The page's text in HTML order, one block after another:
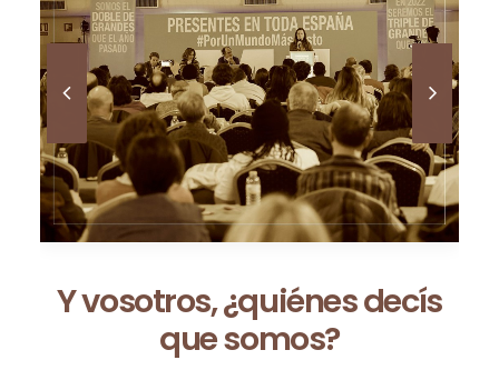
Ceuta no es una excepción:
es la consecuencia de un
vez que se repite